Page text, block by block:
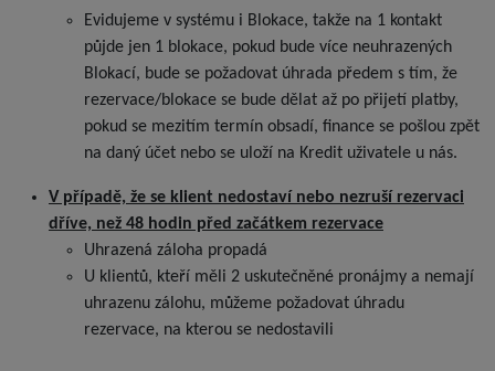
Evidujeme v systému i Blokace, takže na 1 kontakt
půjde jen 1 blokace, pokud bude více neuhrazených
Blokací, bude se požadovat úhrada předem s tím, že
rezervace/blokace se bude dělat až po přijetí platby,
pokud se mezitím termín obsadí, finance se pošlou zpět
na daný účet nebo se uloží na Kredit uživatele u nás.
V případě, že se klient nedostaví nebo nezruší rezervaci
dříve, než 48 hodin před začátkem rezervace
Uhrazená záloha propadá
U klientů, kteří měli 2 uskutečněné pronájmy a nemají
uhrazenu zálohu, můžeme požadovat úhradu
rezervace, na kterou se nedostavili